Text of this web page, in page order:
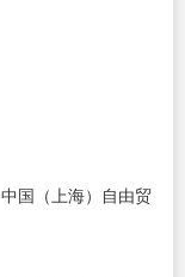
国（上海）自由贸